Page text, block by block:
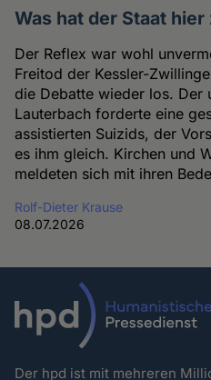
Was hat der Staat
Der Reflex war wohl
Freitod der Kessler-
die Debatte wieder los. Der
Lauterbach forderte eine
assistierten Suizids, der
es ihm gleich. Kirchen und
meldeten sich mit ihren
Rolf-Dieter Krause
08.07.2026
Der hpd ist mit mehreren